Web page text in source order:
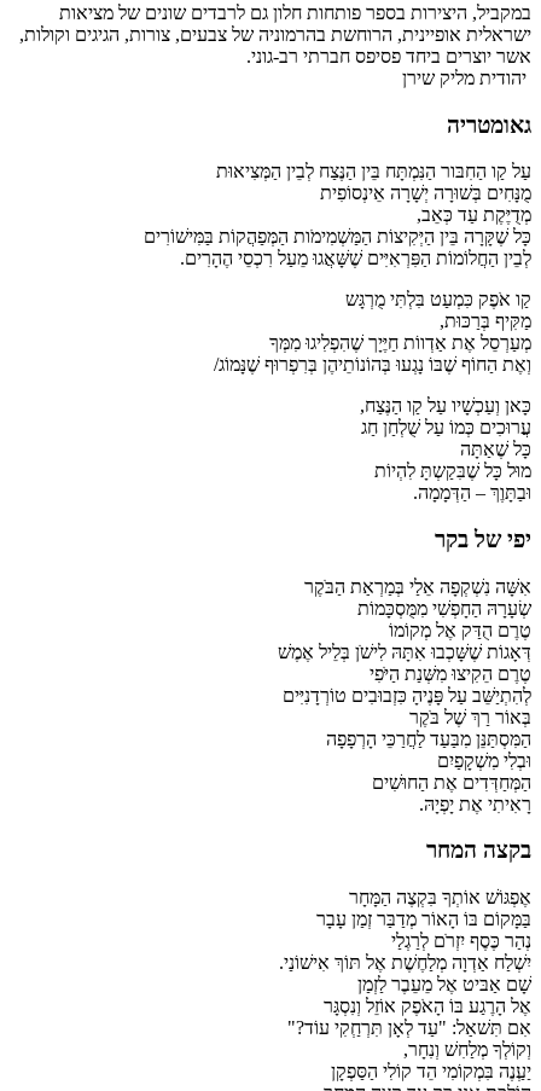
במקביל, היצירות בספר פותחות חלון גם לרבדים שונים של מציאות
ישראלית אופיינית, הרוחשת בהרמוניה של צבעים, צורות, הגיגים וקולות,
אשר יוצרים ביחד פסיפס חברתי רב-גוני.
יהודית מליק שירן
גאומטריה
עַל קַו הַחִבּור הַנִּמְתָּח בֵּין הַנֶּצַח לְבֵין הַמְּצִיאוּת
מֻנָּחִים בְּשׁוּרָה יְשָׁרָה אֵינְסוֹפִית
מְדֻיֶּקֶת עַד כְּאֵב,
כָּל שֶׁקָּרָה בֵּין הַיְּקִיצוֹת הַמַּשְׁמִימֹות הַמְּפַהֲקוֹת בַּמִּישׁוֹרִים
לְבֵין הַחֲלוֹמוֹת הַפִּרְאִיִּים שֶׁשָּׁאֲגוּ מֵעַל רִכְסֵי הֶהָרִים.
קַו אֹפֶק כִּמְעַט בִּלְתִּי מֻרְגָּש
מַקִּיף בְּרַכּוּת,
מְעַרְסֵל אֶת אַדְווֹת חַיֶּיָך שֶׁהִפְלִיגוּ מִמְּךָ
וְאֶת הַחוֹף שֶׁבּוֹ נָגְעוּ בְּהוֹנוֹתֵיהֶן בְּרִפְרוּף שֶׁנָּמוֹג/
כָּאן וְעַכְשָׁיו עַל קַו הַנֶּצַח,
עֲרוּכִים כְּמוֹ עַל שֻׁלְחַן חַג
כָּל שֶׁאַתָּה
מוּל כָּל שֶׁבִּקַשְתָּ לִהְיוֹת
וּבַתָּוֶךְ – הַדְּמָמָה.
יפי של בקר
אִשָּׁה נִשְׁקְפָה אֵלַי בְּמַרְאַת הַבֹּקֶר
שְׂעָרָהּ הַחָפְשִׁי מִמֻּסְכָּמוֹת
טֶרֶם הֻדַּק אֶל מְקוֹמוֹ
דְּאָגוֹת שֶׁשָּׁכְבוּ אִתָּהּ לִישֹׁן בְּלֵיל אֶמֶשׁ
טֶרֶם הֵקִיצוּ מִשְּׁנַת הַיֹּפִי
לְהִתְיַשֵּׁב עַל פָּנֶיהָ כִּזְבוּבִים טוֹרְדָנִיִּים
בְּאוֹר רַךְ שֶׁל בֹּקֶר
הַמִּסְתַּנֵּן מִבַּעַד לַחֲרַכֵּי הָרְפָפָה
וּבְלִי מִשְׁקָפַיִם
הַמְּחַדְּדִים אֶת הַחוּשִׁים
רָאִיתִי אֶת יָפְיָהּ.
בקצה המחר
אֶפְגּוֹשׁ אוֹתְךָ בִּקְצֶה הַמָּחָר
בַּמָּקוֹם בּוֹ הָאוֹר מְדַבַּר זְמַן עָבָר
נְהַר כֶּסֶף יִזְרֹם לְרַגְלַי
יִשְׁלַח אַדְוָה מְלַחֶשֶׁת אֶל תּוֹךְ אִישׁוֹנַי.
שָׁם אַבּיט אֶל מֵעֵבֶר לַזְמַן
אֶל הָרֶגַע בּוֹ הָאֹפֶק אוֹזֵל וְנִסְגָּר
אִם תִּשׁאַל: "עַד לְאָן תִּרְחְַקִי עוֹד?"
וְקוֹלְךָ מְלַחִשׁ וְנִחָר,
יַעְַנֶה בִּמְקוֹמִי הֵד קוֹלִי הַסַּפְקָן